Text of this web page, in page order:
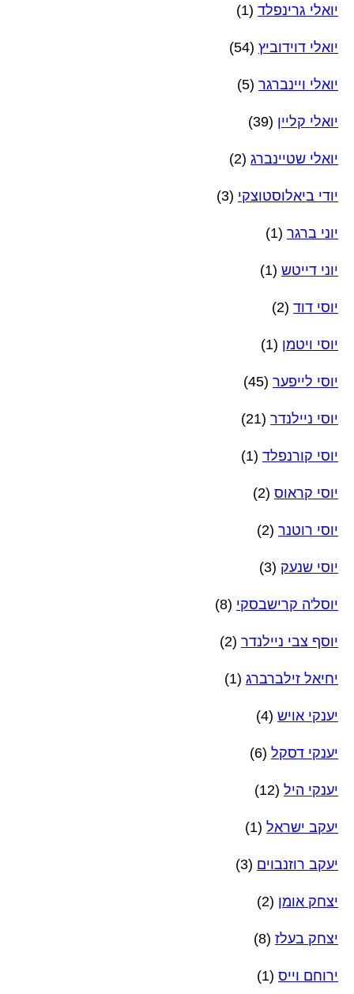
יואלי גרינפלד (1)
יואלי דוידוביץ (54)
יואלי ויינברגר (5)
יואלי קליין (39)
יואלי שטיינברג (2)
יודי ביאלוסטוצקי (3)
יוני ברגר (1)
יוני דייטש (1)
יוסי דוד (2)
יוסי ויטמן (1)
יוסי לייפער (45)
יוסי ניילנדר (21)
יוסי קורנפלד (1)
יוסי קראוס (2)
יוסי רוטנר (2)
יוסי שנעק (3)
יוסל'ה קרישבסקי (8)
יוסף צבי ניילנדר (2)
יחיאל זילברברג (1)
יענקי אויש (4)
יענקי דסקל (6)
יענקי היל (12)
יעקב ישראל (1)
יעקב רוזנבוים (3)
יצחק אומן (2)
יצחק בעלז (8)
ירוחם וייס (1)